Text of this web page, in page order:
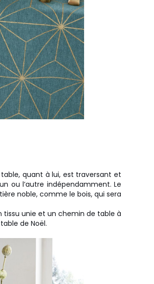
quant à lui, est traversant et
ou l’autre indépendamment. Le
noble, comme le bois, qui sera
tissu unie et un chemin de table à
de Noël.